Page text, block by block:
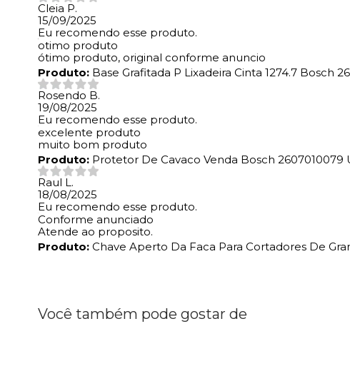
Cleia P.
15/09/2025
Eu recomendo esse produto.
otimo produto
ótimo produto, original conforme anuncio
Produto: Base Grafitada P Lixadeira Cinta 1274.7 Bosch
Rosendo B.
19/08/2025
Eu recomendo esse produto.
excelente produto
muito bom produto
Produto: Protetor De Cavaco Venda Bosch 2607010079
Raul L.
18/08/2025
Eu recomendo esse produto.
Conforme anunciado
Atende ao proposito.
Produto: Chave Aperto Da Faca Para Cortadores De
Você também pode gostar de